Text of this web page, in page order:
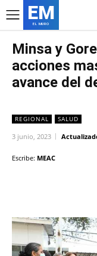
EM
EL MURO
Minsa y
acciones
avance del
REGIONAL SALUD
3 junio, 2023
Escribe: MEAC